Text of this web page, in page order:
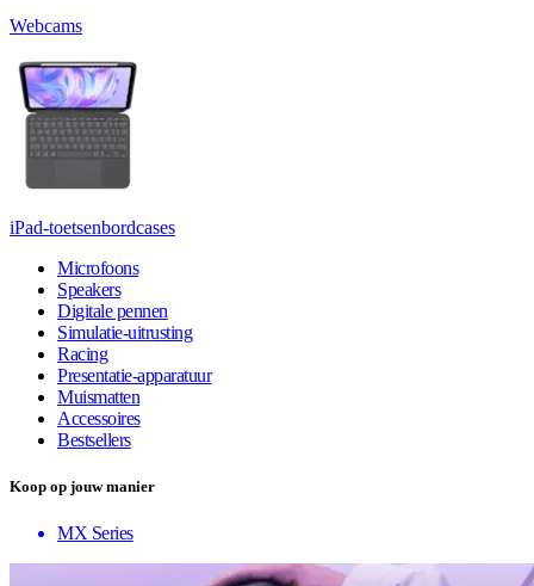
Webcams
iPad-toetsenbordcases
Microfoons
Speakers
Digitale pennen
Simulatie-uitrusting
Racing
Presentatie-apparatuur
Muismatten
Accessoires
Bestsellers
Koop op jouw manier
MX Series